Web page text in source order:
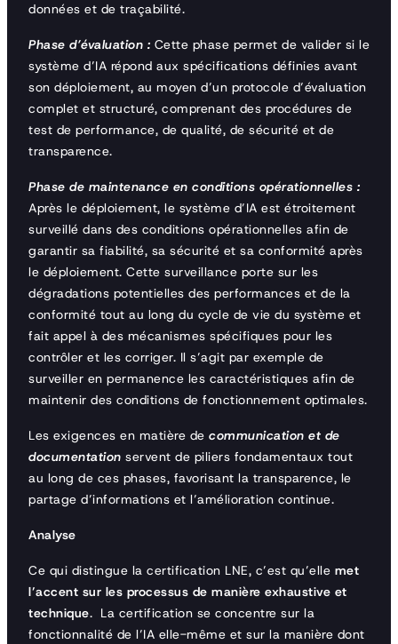
données et de traçabilité.
Phase d’évaluation : Cette phase permet de valider si le
système d’IA répond aux spécifications définies avant
son déploiement, au moyen d’un protocole d’évaluation
complet et structuré, comprenant des procédures de
test de performance, de qualité, de sécurité et de
transparence.
Phase de maintenance en conditions opérationnelles :
Après le déploiement, le système d’IA est étroitement
surveillé dans des conditions opérationnelles afin de
garantir sa fiabilité, sa sécurité et sa conformité après
le déploiement. Cette surveillance porte sur les
dégradations potentielles des performances et de la
conformité tout au long du cycle de vie du système et
fait appel à des mécanismes spécifiques pour les
contrôler et les corriger. Il s’agit par exemple de
surveiller en permanence les caractéristiques afin de
maintenir des conditions de fonctionnement optimales.
Les exigences en matière de communication et de
documentation servent de piliers fondamentaux tout
au long de ces phases, favorisant la transparence, le
partage d’informations et l’amélioration continue.
Analyse
Ce qui distingue la certification LNE, c’est qu’elle met
l’accent sur les processus de manière exhaustive et
technique. La certification se concentre sur la
fonctionnalité de l’IA elle-même et sur la manière dont